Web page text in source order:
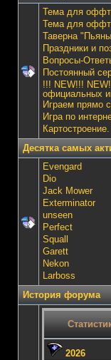
Тема для
Тема для
Таверна
Праздники и
Вопросы-
Постоянный
!!! NEW!!!
официальных
Играем прямо
Игра по
Десятка самых
Evengard
Dio
Jack Mower
Exterminator
unseen
Perfect
Squall
Garett
Nekon
Lаrboss
История форума
2026